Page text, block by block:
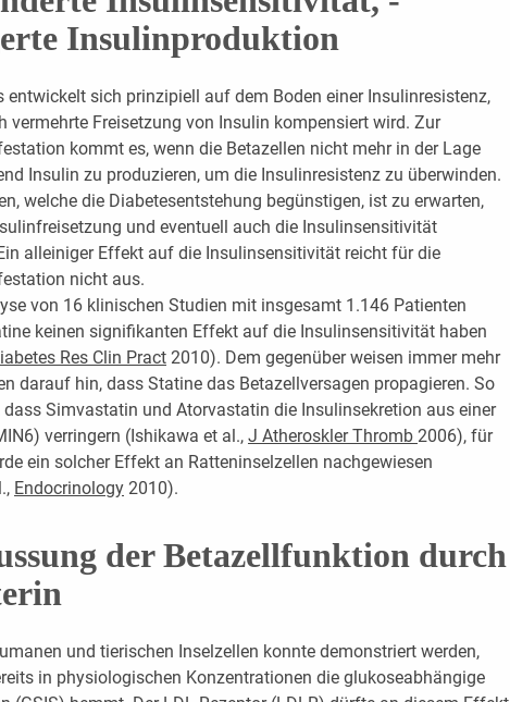
Insulinproduktion
entwickelt sich prinzipiell auf dem Boden einer Insulinresistenz,
vermehrte Freisetzung von Insulin kompensiert wird. Zur
kommt es, wenn die Betazellen nicht mehr in der Lage
Insulin zu produzieren, um die Insulinresistenz zu überwinden.
welche die Diabetes­entstehung begünstigen, ist zu erwarten,
und eventuell auch die Insulinsensitivität
alleiniger Effekt auf die Insulinsensitivität reicht für die
nicht aus.
von 16 klinischen Studien mit insgesamt 1.146 Patienten
keinen signifikanten Effekt auf die Insulinsensitivität haben
Res Clin Pract2010). Dem gegenüber weisen immer mehr
darauf hin, dass Statine das Betazellversagen propagieren. So
dass Simvastatin und Atorvastatin die Insulinsekretion aus einer
verringern (Ishikawa et al., J Atheroskler Thromb 2006), für
ein solcher Effekt an Ratteninselzellen nachgewiesen
Endocrinology2010).
der Betazellfunktion durch
und tierischen Inselzellen konnte demonstriert werden,
in physiologischen Konzentrationen die glukoseabhängige